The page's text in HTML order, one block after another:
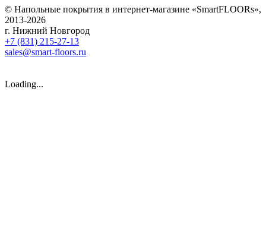
© Напольные покрытия в интернет-магазине «SmartFLOORs»,
2013-2026
г. Нижний Новгород
+7 (831) 215-27-13
sales@smart-floors.ru
Loading...